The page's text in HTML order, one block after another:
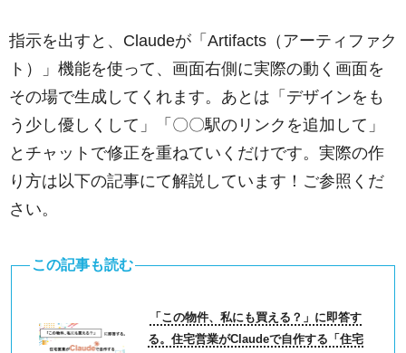
指示を出すと、Claudeが「Artifacts（アーティファク
ト）」機能を使って、画面右側に実際の動く画面を
その場で生成してくれます。あとは「デザインをも
う少し優しくして」「〇〇駅のリンクを追加して」
とチャットで修正を重ねていくだけです。実際の作
り方は以下の記事にて解説しています！ご参照くだ
さい。
この記事も読む
「この物件、私にも買える？」に即答す
る。住宅営業がClaudeで自作する「住宅